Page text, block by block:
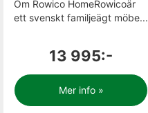
Om Rowico HomeRowicoär
ett svenskt familjeägt möbe...
13 995:-
Mer info »